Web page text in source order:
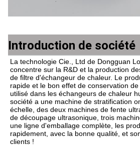
Introduction de société
La technologie Cie., Ltd de Dongguan
concentre sur la R&D et la production
de filtre d'échangeur de chaleur. Le
rapide et le bon effet de conservation
utilisé dans les échangeurs de chaleur
société a une machine de stratification
échelle, des deux machines de fente
de découpage ultrasonique, trois
une ligne d'emballage complète, les
rapidement, avec la bonne qualité, et
clients !